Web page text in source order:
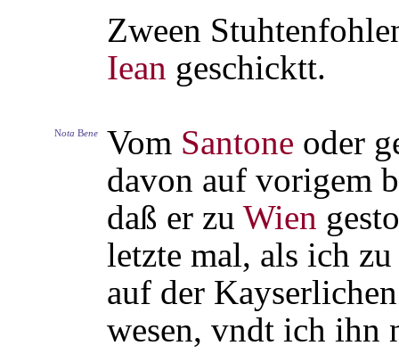
Zween
Iean geschicktt.
Nota Bene Vom Santone oder
davon auf vorigem
daß er zu Wien
letzte mal, als ich
auf der
wesen, vndt ich ihn